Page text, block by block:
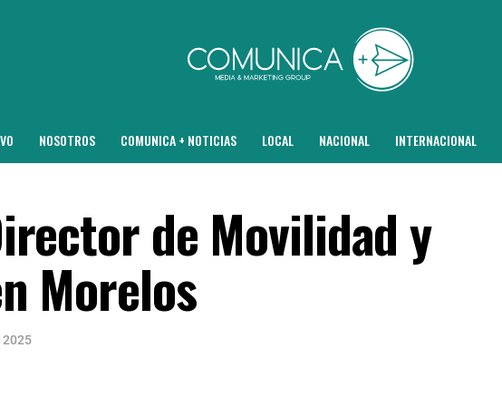
NOSOTROS COMUNICA + NOTICIAS LOCAL NACIONAL INTERNACIONAL
de Movilidad y
Morelos
2025